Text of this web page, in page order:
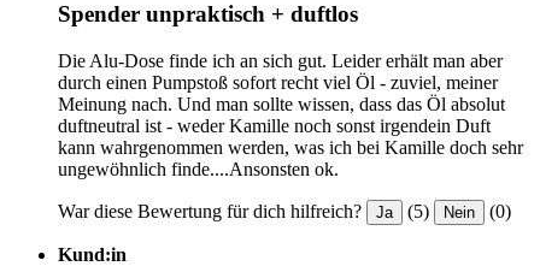
Spender unpraktisch + duftlos
Die Alu-Dose finde ich an sich gut. Leider erhält man aber
durch einen Pumpstoß sofort recht viel Öl - zuviel, meiner
Meinung nach. Und man sollte wissen, dass das Öl absolut
duftneutral ist - weder Kamille noch sonst irgendein Duft
kann wahrgenommen werden, was ich bei Kamille doch sehr
ungewöhnlich finde....Ansonsten ok.
War diese Bewertung für dich hilfreich? Ja (5) Nein (0)
Kund:in